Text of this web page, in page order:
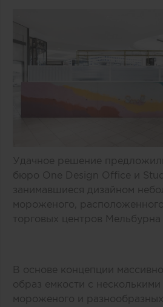
Удачное решение
бюро One Design Office и
занимавшиеся дизайном
мороженого,
торговых центров Мельбурна
В основе концепции
образ емкости с
мороженого и разнообразных